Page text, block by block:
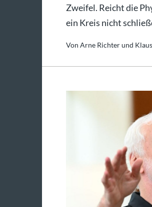
Zweifel. Reicht die
ein Kreis nicht
Von Arne Richter und